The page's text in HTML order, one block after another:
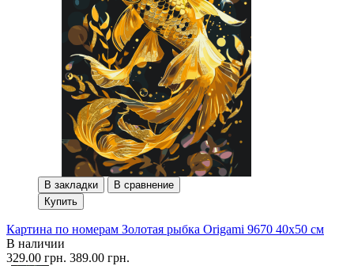
В закладки
В сравнение
Купить
Картина по номерам Золотая рыбка Origami 9670 40x50 см
В наличии
329.00 грн. 389.00 грн.